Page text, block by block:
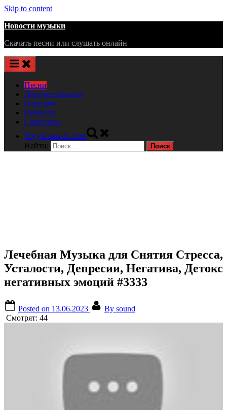
Skip to content
Новости музыки
Скачать песни или слушать онлайн
Песни
Документальные
Передачи
Приколы
Советские
Toggle search form
Найти:
Лечебная Музыка для Снятия Стресса,
Усталости, Депресии, Негатива, Детокс
негативных эмоций #3333
Posted on 13.06.2023 By sound
Смотрят: 44